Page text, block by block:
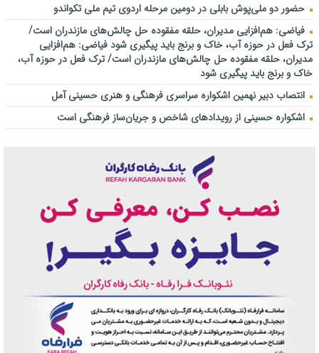
حضور دو ملی‌پوش بابلی در دومین مرحله اردوی تیم ملی تکواندو
فیاضی: هم‌افزایی مدیران، حلقه مفقوده حل چالش‌های مازندران است/
ترک فعل در حوزه آب، خاک و برنج باید پیگیری شود فیاضی: هم‌افزایی
مدیران، حلقه مفقوده حل چالش‌های مازندران است/ ترک فعل در حوزه آب،
خاک و برنج باید پیگیری شود
انتصاب دبیر نهمین اشکواره سراسری فرهنگی و هنری حسینی آمل
اشکواره حسینی از رویدادهای شاخص و جریان‌ساز فرهنگی است